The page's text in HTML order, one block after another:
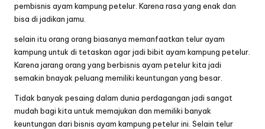
pembisnis ayam kampung petelur. Karena rasa yang enak dan
bisa di jadikan jamu.
selain itu orang orang biasanya memanfaatkan telur ayam
kampung untuk di tetaskan agar jadi bibit ayam kampung petelur.
Karena jarang orang yang berbisnis ayam petelur kita jadi
semakin bnayak peluang memiliki keuntungan yang besar.
Tidak banyak pesaing dalam dunia perdagangan jadi sangat
mudah bagi kita untuk memajukan dan memiliki banyak
keuntungan dari bisnis ayam kampung petelur ini. Selain telur